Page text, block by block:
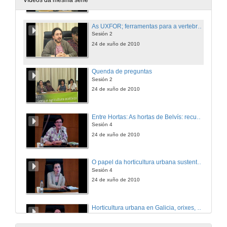
Sesión 2
24 de xuño de 2010
Quenda de preguntas
Sesión 2
24 de xuño de 2010
Sesión 4
24 de xuño de 2010
O papel da horticultura urbana sustentable ante o declive do petróleo. A experiencia de Culleredo .
Sesión 4
24 de xuño de 2010
Sesión 4
24 de xuño de 2010